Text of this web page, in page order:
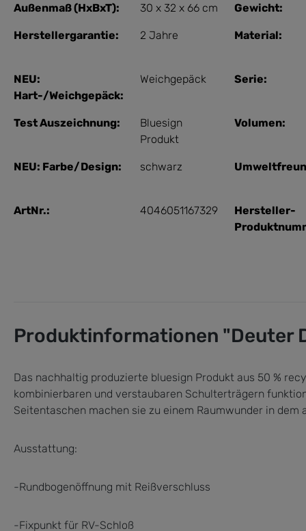
Außenmaß (HxBxT): 30 x 32 x 66 cm Gewicht:
Herstellergarantie: 2 Jahre Material:
NEU:
Hart-/Weichgepäck:
Weichgepäck Serie:
Test Auszeichnung:
Bluesign
Produkt
Volumen:
NEU: Farbe/Design: schwarz
ArtNr.: 4046051167329
Hersteller-
Produktinformationen "Deuter
Das nachhaltig produzierte bluesign Produkt aus 50 %
kombinierbaren und verstaubaren Schulterträgern
Seitentaschen machen sie zu einem Raumwunder in
Ausstattung:
-Rundbogenöffnung mit Reißverschluss
-Fixpunkt für RV-Schloß